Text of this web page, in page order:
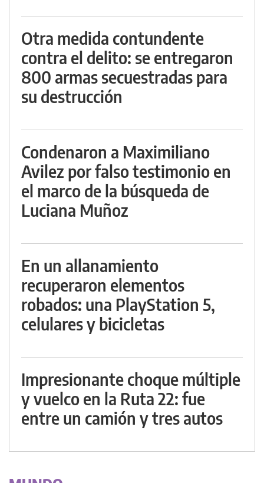
Otra medida contundente
contra el delito: se entregaron
800 armas secuestradas para
su destrucción
Condenaron a Maximiliano
Avilez por falso testimonio en
el marco de la búsqueda de
Luciana Muñoz
En un allanamiento
recuperaron elementos
robados: una PlayStation 5,
celulares y bicicletas
Impresionante choque múltiple
y vuelco en la Ruta 22: fue
entre un camión y tres autos